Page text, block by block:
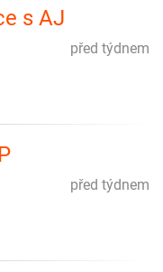
s AJ
před týdnem
před týdnem